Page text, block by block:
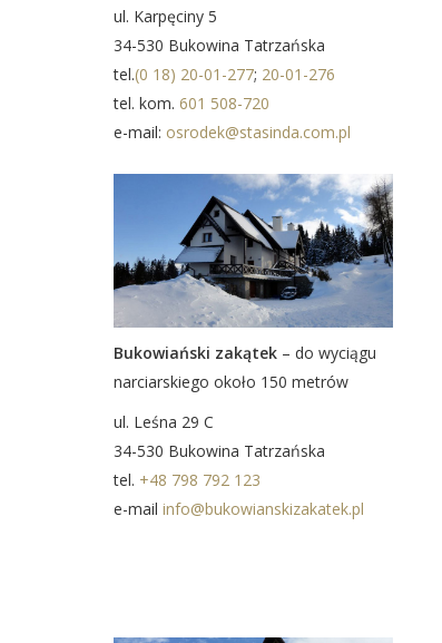
ul. Karpęciny 5
34-530 Bukowina Tatrzańska
tel.(0 18) 20-01-277; 20-01-276
tel. kom. 601 508-720
e-mail: osrodek@stasinda.com.pl
Bukowiański zakątek – do wyciągu
narciarskiego około 150 metrów
ul. Leśna 29 C
34-530 Bukowina Tatrzańska
tel. +48 798 792 123
e-mail info@bukowianskizakatek.pl